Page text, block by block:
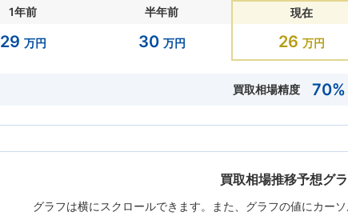
1年前
29 万円
半年前
30 万円
現在
26 万円
買取相場精度 70%
買取相場推移予想グ
グラフは横にスクロールできます。また、グラフの値にカー